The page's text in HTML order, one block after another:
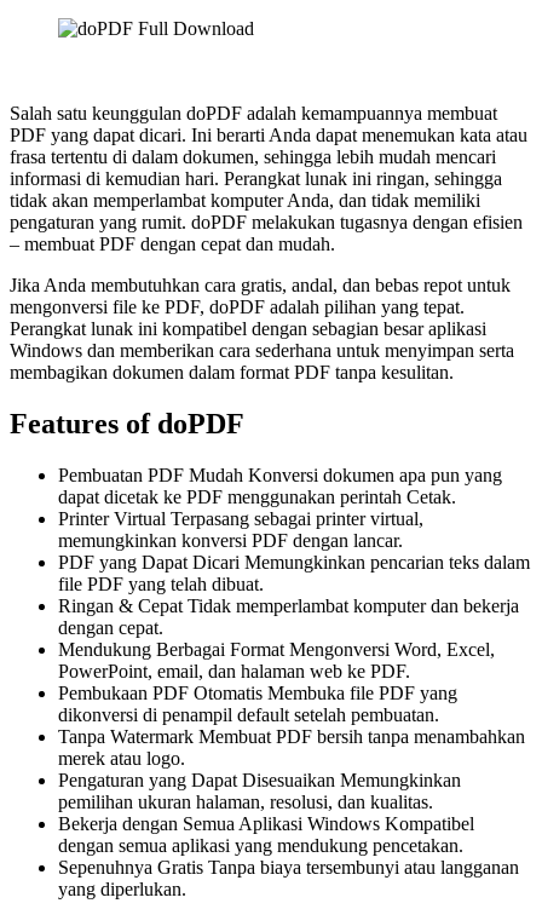
Salah satu keunggulan doPDF adalah kemampuannya membuat
PDF yang dapat dicari. Ini berarti Anda dapat menemukan kata atau
frasa tertentu di dalam dokumen, sehingga lebih mudah mencari
informasi di kemudian hari. Perangkat lunak ini ringan, sehingga
tidak akan memperlambat komputer Anda, dan tidak memiliki
pengaturan yang rumit. doPDF melakukan tugasnya dengan efisien
– membuat PDF dengan cepat dan mudah.
Jika Anda membutuhkan cara gratis, andal, dan bebas repot untuk
mengonversi file ke PDF, doPDF adalah pilihan yang tepat.
Perangkat lunak ini kompatibel dengan sebagian besar aplikasi
Windows dan memberikan cara sederhana untuk menyimpan serta
membagikan dokumen dalam format PDF tanpa kesulitan.
Features of doPDF
Pembuatan PDF Mudah Konversi dokumen apa pun yang
dapat dicetak ke PDF menggunakan perintah Cetak.
Printer Virtual Terpasang sebagai printer virtual,
memungkinkan konversi PDF dengan lancar.
PDF yang Dapat Dicari Memungkinkan pencarian teks dalam
file PDF yang telah dibuat.
Ringan & Cepat Tidak memperlambat komputer dan bekerja
dengan cepat.
Mendukung Berbagai Format Mengonversi Word, Excel,
PowerPoint, email, dan halaman web ke PDF.
Pembukaan PDF Otomatis Membuka file PDF yang
dikonversi di penampil default setelah pembuatan.
Tanpa Watermark Membuat PDF bersih tanpa menambahkan
merek atau logo.
Pengaturan yang Dapat Disesuaikan Memungkinkan
pemilihan ukuran halaman, resolusi, dan kualitas.
Bekerja dengan Semua Aplikasi Windows Kompatibel
dengan semua aplikasi yang mendukung pencetakan.
Sepenuhnya Gratis Tanpa biaya tersembunyi atau langganan
yang diperlukan.